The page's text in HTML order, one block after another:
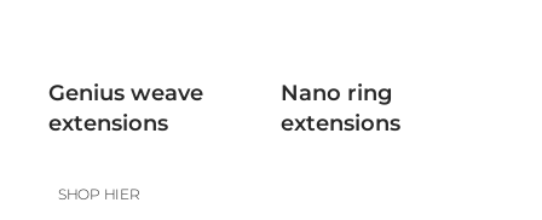
Genius weave
extensions
Nano ring
extensions
SHOP HIER